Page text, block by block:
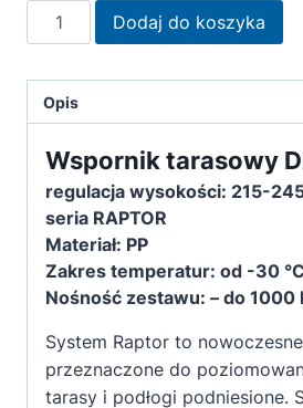
ilość
Wspornik
wentylowany
DDR-
XL4
245mm
Dodaj do koszyka
Opis
Wspornik tarasowy
regulacja wysokości: 215-
seria RAPTOR
Materiał: PP
Zakres temperatur: od -30
Nośność zestawu: – do 1000
System Raptor to
przeznaczone do
tarasy i podłogi podniesione.